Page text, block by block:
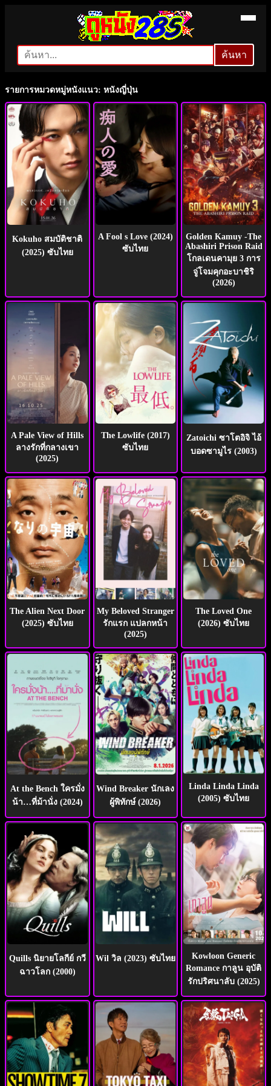
ค้นหา
ค้นหา
รายการหมวดหมู่หนังแนว: หนังญี่ปุ่น
Kokuho สมบัติชาติ
(2025) ซับไทย
A Fool s Love (2024)
ซับไทย
Golden Kamuy -The
Abashiri Prison Raid
โกลเดนคามุย 3 การ
จู่โจมคุกอะบาชิริ
(2026)
A Pale View of Hills
ลางรักที่กลางเขา
(2025)
The Lowlife (2017)
ซับไทย
Zatoichi ซาโตอิจิ ไอ้
บอดซามูไร (2003)
The Alien Next Door
(2025) ซับไทย
My Beloved Stranger
รักแรก แปลกหน้า
(2025)
The Loved One
(2026) ซับไทย
At the Bench ใครมั่ง
น้า…ที่ม้านั่ง (2024)
Wind Breaker นักเลง
ผู้พิทักษ์ (2026)
Linda Linda Linda
(2005) ซับไทย
Quills นิยายโลกีย์ กวี
ฉาวโลก (2000)
Wil วิล (2023) ซับไทย
Kowloon Generic
Romance กาลูน อุบัติ
รักปริศนาลับ (2025)